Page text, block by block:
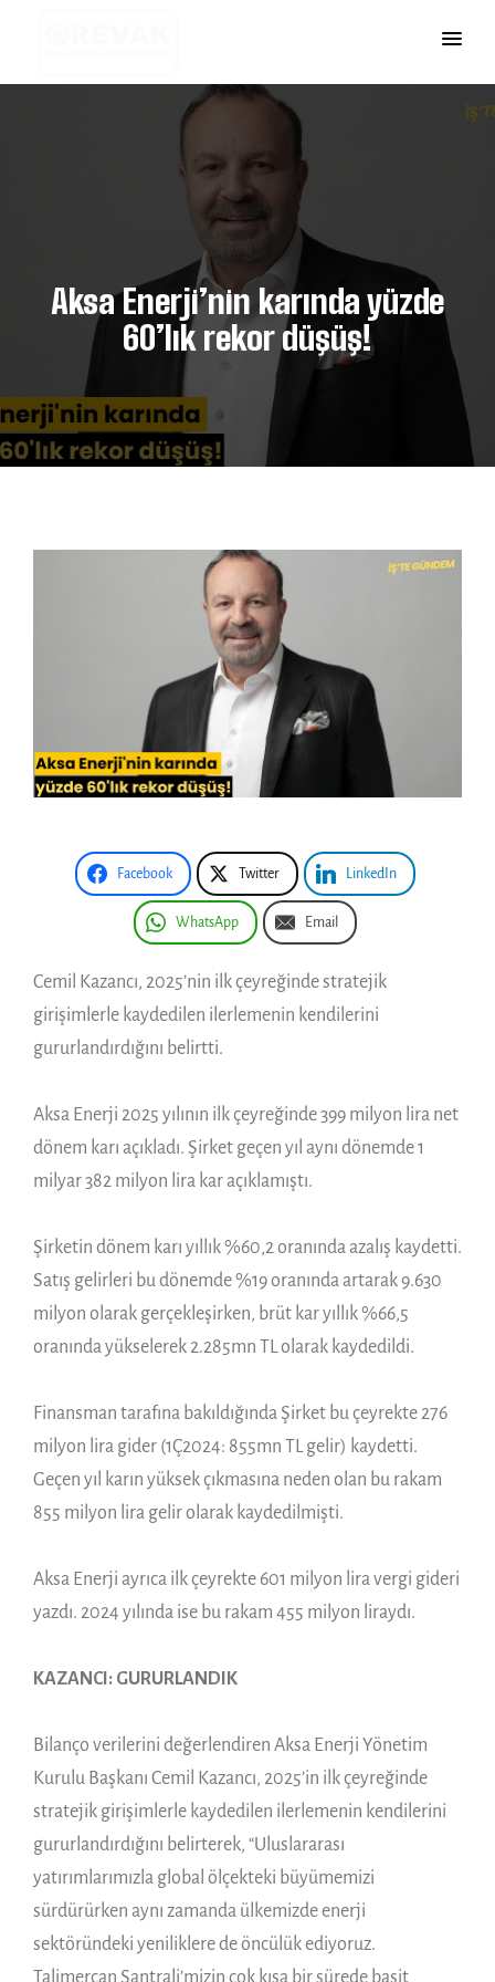
Aksa Enerji’nin karında yüzde
60’lık rekor düşüş!
Facebook Twitter LinkedIn
WhatsApp Email
Cemil Kazancı, 2025’nin ilk çeyreğinde stratejik
girişimlerle kaydedilen ilerlemenin kendilerini
gururlandırdığını belirtti.
Aksa Enerji 2025 yılının ilk çeyreğinde 399 milyon lira net
dönem karı açıkladı. Şirket geçen yıl aynı dönemde 1
milyar 382 milyon lira kar açıklamıştı.
Şirketin dönem karı yıllık %60,2 oranında azalış kaydetti.
Satış gelirleri bu dönemde %19 oranında artarak 9.630
milyon olarak gerçekleşirken, brüt kar yıllık %66,5
oranında yükselerek 2.285mn TL olarak kaydedildi.
Finansman tarafına bakıldığında Şirket bu çeyrekte 276
milyon lira gider (1Ç2024: 855mn TL gelir) kaydetti.
Geçen yıl karın yüksek çıkmasına neden olan bu rakam
855 milyon lira gelir olarak kaydedilmişti.
Aksa Enerji ayrıca ilk çeyrekte 601 milyon lira vergi gideri
yazdı. 2024 yılında ise bu rakam 455 milyon liraydı.
KAZANCI: GURURLANDIK
Bilanço verilerini değerlendiren Aksa Enerji Yönetim
Kurulu Başkanı Cemil Kazancı, 2025’in ilk çeyreğinde
stratejik girişimlerle kaydedilen ilerlemenin kendilerini
gururlandırdığını belirterek, “Uluslararası
yatırımlarımızla global ölçekteki büyümemizi
sürdürürken aynı zamanda ülkemizde enerji
sektöründeki yeniliklere de öncülük ediyoruz.
Talimercan Santrali’mizin çok kısa bir sürede basit